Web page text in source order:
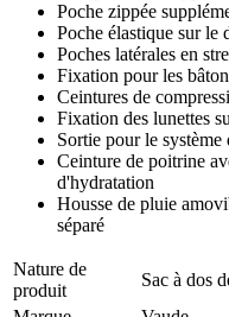
Poche zippée
Poche élastique sur le
Poches latérales en
Fixation pour les
Ceintures de
Fixation des lunettes
Sortie pour le système
Ceinture de poitrine
d'hydratation
Housse de pluie
séparé
Nature de
produit
Sac à dos